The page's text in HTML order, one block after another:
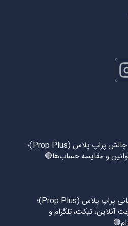
🔴انواع چالش پراپ پلاس (Prop Plus)؛
و مقایسه حساب‌ها🔴
🔴پشتیبانی پراپ پلاس (Prop Plus)؛
آنلاین، تیکت، تلگرام و